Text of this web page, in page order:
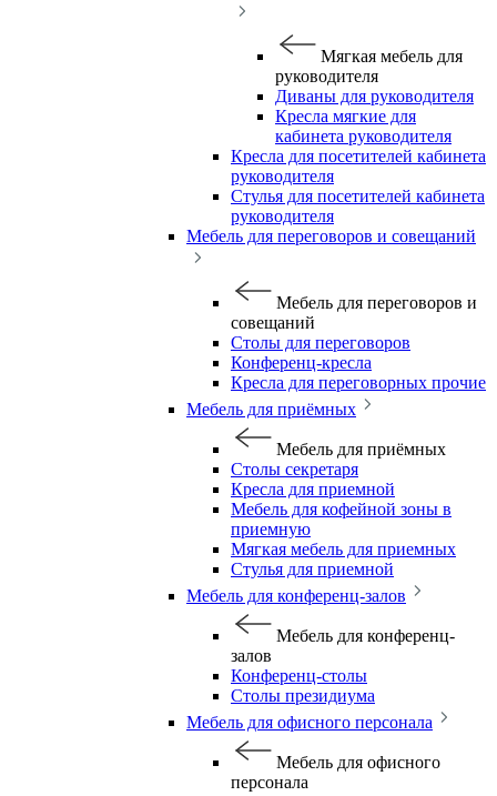
Мягкая мебель для
руководителя
Диваны для руководителя
Кресла мягкие для
кабинета руководителя
Кресла для посетителей кабинета
руководителя
Стулья для посетителей кабинета
руководителя
Мебель для переговоров и совещаний
Мебель для переговоров и
совещаний
Столы для переговоров
Конференц-кресла
Кресла для переговорных прочие
Мебель для приёмных
Мебель для приёмных
Столы секретаря
Кресла для приемной
Мебель для кофейной зоны в
приемную
Мягкая мебель для приемных
Стулья для приемной
Мебель для конференц-залов
Мебель для конференц-
залов
Конференц-столы
Столы президиума
Мебель для офисного персонала
Мебель для офисного
персонала